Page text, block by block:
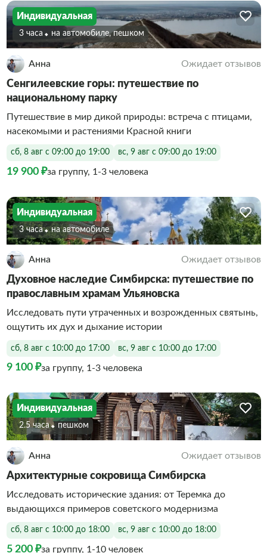
Индивидуальная
3 часа На автомобиле, пешком
Анна Ожидает отзывов
Сенгилеевские горы: путешествие по
национальному парку
Путешествие в мир дикой природы: встреча с птицами,
насекомыми и растениями Красной книги
сб, 8 авг с 09:00 до 19:00 вс, 9 авг с 09:00 до 19:00
19 900 ₽за группу, 1-3 человека
Индивидуальная
3 часа На автомобиле
Анна Ожидает отзывов
Духовное наследие Симбирска: путешествие по
православным храмам Ульяновска
Исследовать пути утраченных и возрожденных святынь,
ощутить их дух и дыхание истории
сб, 8 авг с 10:00 до 17:00 вс, 9 авг с 10:00 до 17:00
9 100 ₽за группу, 1-3 человека
Индивидуальная
2.5 часа Пешком
Анна Ожидает отзывов
Архитектурные сокровища Симбирска
Исследовать исторические здания: от Теремка до
выдающихся примеров советского модернизма
сб, 8 авг с 10:00 до 18:00 вс, 9 авг с 10:00 до 18:00
5 200 ₽за группу, 1-10 человек